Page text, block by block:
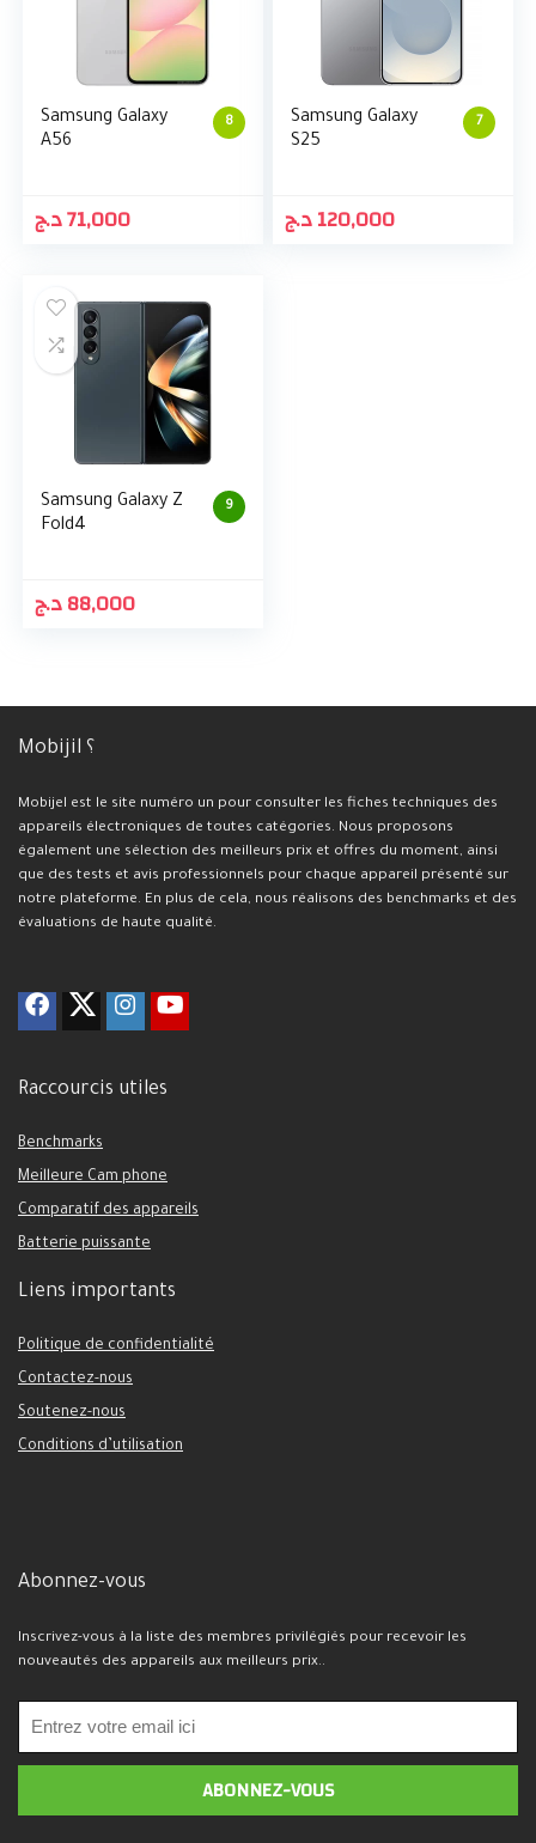
8
Samsung Galaxy
A56
71,000د.ج
7
Samsung Galaxy
S25
120,000د.ج
9
Samsung Galaxy Z
Fold4
88,000د.ج
Mobijil ؟
Mobijel est le site numéro un pour consulter les fiches techniques des
appareils électroniques de toutes catégories. Nous proposons
également une sélection des meilleurs prix et offres du moment, ainsi
que des tests et avis professionnels pour chaque appareil présenté sur
notre plateforme. En plus de cela, nous réalisons des benchmarks et des
évaluations de haute qualité.
Raccourcis utiles
Benchmarks
Meilleure Cam phone
Comparatif des appareils
Batterie puissante
Liens importants
Politique de confidentialité
Contactez-nous
Soutenez-nous
Conditions d’utilisation
Abonnez-vous
Inscrivez-vous à la liste des membres privilégiés pour recevoir les
nouveautés des appareils aux meilleurs prix..